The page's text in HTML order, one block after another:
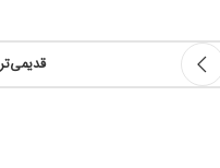
قدیمی‌تر